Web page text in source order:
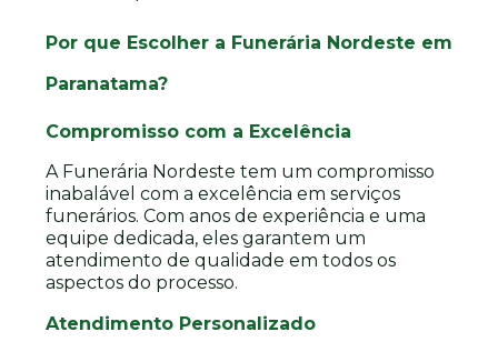
Por que Escolher a Funerária Nordeste em
Paranatama?
Compromisso com a Excelência
A Funerária Nordeste tem um compromisso
inabalável com a excelência em serviços
funerários. Com anos de experiência e uma
equipe dedicada, eles garantem um
atendimento de qualidade em todos os
aspectos do processo.
Atendimento Personalizado